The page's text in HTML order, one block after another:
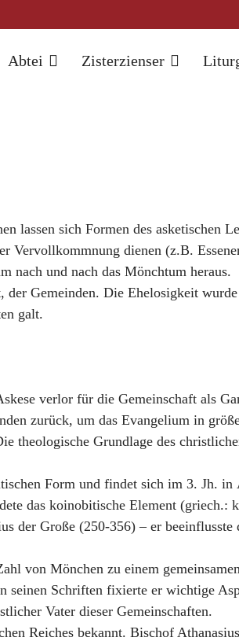
Abtei Zisterzienser
lassen sich Formen des asketischen
Vervollkommnung dienen (z.B.
nach und nach das Mönchtum heraus.
der Gemeinden. Die Ehelosigkeit
galt.
verlor für die Gemeinschaft als
zurück, um das Evangelium in
theologische Grundlage des
Form und findet sich im 3. Jh.
das koinobitische Element (griech.:
der Große (250-356) – er
von Mönchen zu einem
seinen Schriften fixierte er wichtige
Vater dieser Gemeinschaften.
Reiches bekannt. Bischof